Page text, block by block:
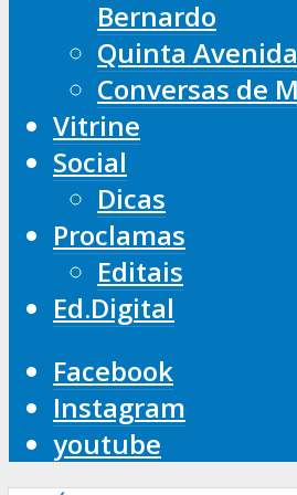
Bernardo
Quinta Avenida
Conversas de
Vitrine
Social
Dicas
Proclamas
Editais
Ed.Digital
Facebook
Instagram
youtube